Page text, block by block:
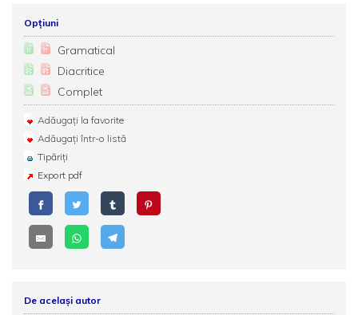
Opțiuni
Gramatical
Diacritice
Complet
Adăugați la favorite
Adăugați într-o listă
Tipăriți
Export pdf
De același autor